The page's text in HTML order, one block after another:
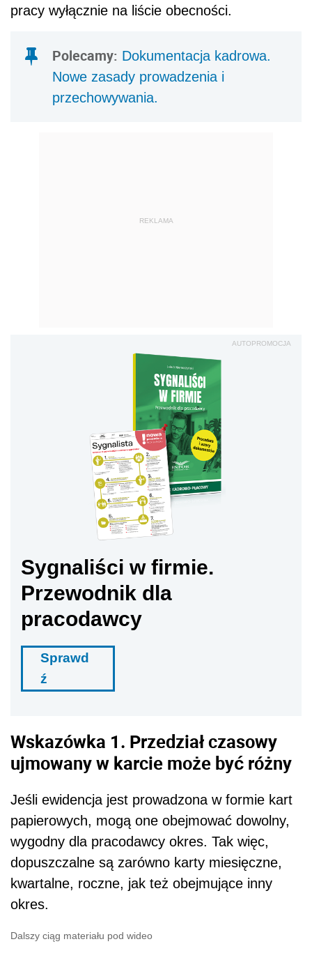
pracy wyłącznie na liście obecności.
Polecamy: Dokumentacja kadrowa.
Nowe zasady prowadzenia i
przechowywania.
REKLAMA
AUTOPROMOCJA
Sygnaliści w firmie.
Przewodnik dla
pracodawcy
Sprawd
ź
Wskazówka 1. Przedział czasowy
ujmowany w karcie może być różny
Jeśli ewidencja jest prowadzona w formie kart
papierowych, mogą one obejmować dowolny,
wygodny dla pracodawcy okres. Tak więc,
dopuszczalne są zarówno karty miesięczne,
kwartalne, roczne, jak też obejmujące inny
okres.
Dalszy ciąg materiału pod wideo